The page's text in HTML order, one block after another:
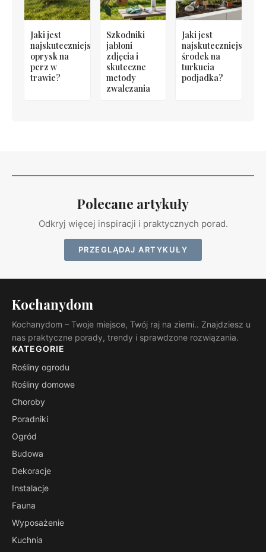
Jaki jest
najskuteczniejszy
oprysk na
perz w
trawie?
Szkodniki
jabłoni
zdjęcia i
skuteczne
metody
zwalczania
Jaki jest
najskuteczniejszy
środek na
turkucia
podjadka?
Polecane artykuły
Odkryj więcej inspiracji i praktycznych porad.
PRZEGLĄDAJ ARTYKUŁY
Kochanydom
Kochanydom – Twoje miejsce, Twój raj na ziemi.. Znajdziesz u
nas praktyczne porady, trendy i sprawdzone rozwiązania.
KATEGORIE
Rośliny ogrodu
Rośliny domowe
Choroby
Poradniki
Ogród
Budowa
Dekoracje
Instalacje
Fauna
Wyposażenie
Kuchnia